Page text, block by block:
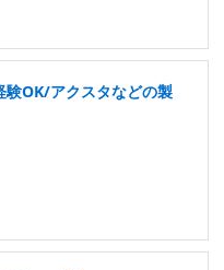
験OK/アクスタなどの製